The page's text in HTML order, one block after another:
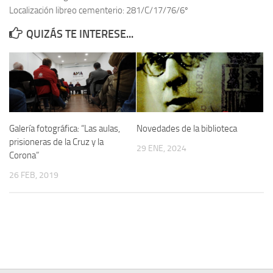
Memoria Histórica
Investigación previa de la represión en Talavera de la Reina (1937-
1947).
Informe Represión en Toledo 1936-1947 | Buscador
Informe de la fosa de abril de 1939 de Tembleque
Enciclopedia Republicana
Militantes históricos IR
Personajes republicanos
Localización libreo cementerio: 281/C/17/76/6º
QUIZÁS TE INTERESE...
Galería fotográfica: “Las aulas,
prisioneras de la Cruz y la
Corona”
26 FEB, 2019
Novedades de la biblioteca
29 ENE, 2024